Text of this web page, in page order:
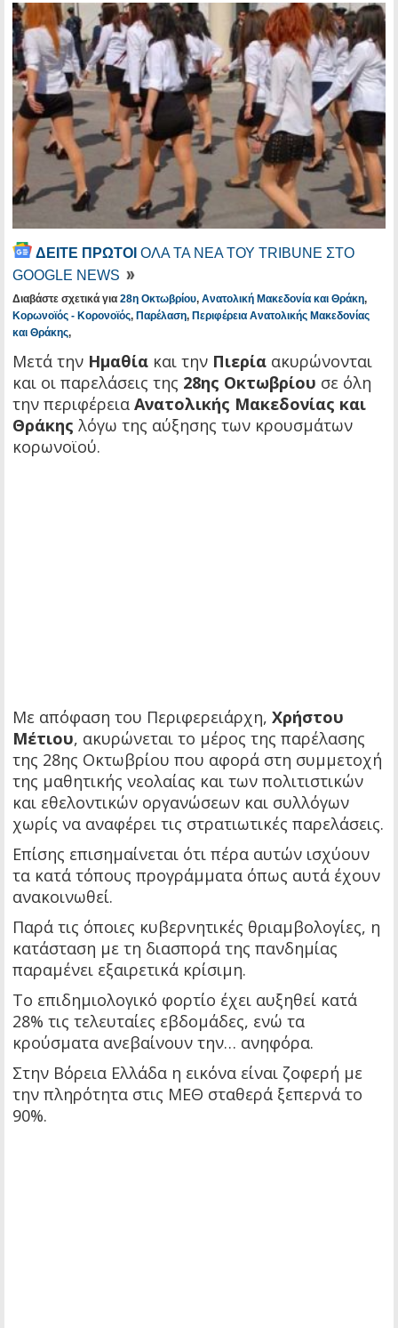
ΔΕΙΤΕ ΠΡΩΤΟΙ ΟΛΑ ΤΑ ΝΕΑ ΤΟΥ TRIBUNE ΣΤΟ
GOOGLE NEWS
Διαβάστε σχετικά για 28η Οκτωβρίου, Ανατολική Μακεδονία και Θράκη,
Κορωνοϊός - Κορονοϊός, Παρέλαση, Περιφέρεια Ανατολικής Μακεδονίας
και Θράκης,
Μετά την Ημαθία και την Πιερία ακυρώνονται
και οι παρελάσεις της 28ης Οκτωβρίου σε όλη
την περιφέρεια Ανατολικής Μακεδονίας και
Θράκης λόγω της αύξησης των κρουσμάτων
κορωνοϊού.
Με απόφαση του Περιφερειάρχη, Χρήστου
Μέτιου, ακυρώνεται το μέρος της παρέλασης
της 28ης Οκτωβρίου που αφορά στη συμμετοχή
της μαθητικής νεολαίας και των πολιτιστικών
και εθελοντικών οργανώσεων και συλλόγων
χωρίς να αναφέρει τις στρατιωτικές παρελάσεις.
Επίσης επισημαίνεται ότι πέρα αυτών ισχύουν
τα κατά τόπους προγράμματα όπως αυτά έχουν
ανακοινωθεί.
Παρά τις όποιες κυβερνητικές θριαμβολογίες, η
κατάσταση με τη διασπορά της πανδημίας
παραμένει εξαιρετικά κρίσιμη.
Το επιδημιολογικό φορτίο έχει αυξηθεί κατά
28% τις τελευταίες εβδομάδες, ενώ τα
κρούσματα ανεβαίνουν την… ανηφόρα.
Στην Βόρεια Ελλάδα η εικόνα είναι ζοφερή με
την πληρότητα στις ΜΕΘ σταθερά ξεπερνά το
90%.